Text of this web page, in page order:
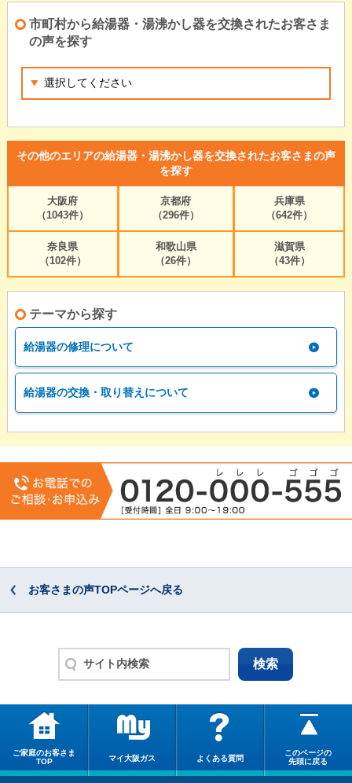
市町村から給湯器・湯沸かし器を交換されたお客さま
の声を探す
その他のエリアの給湯器・湯沸かし器を交換されたお客さまの声
を探す
大阪府
（1043件）
京都府
（296件）
兵庫県
（642件）
奈良県
（102件）
和歌山県
（26件）
滋賀県
（43件）
テーマから探す
給湯器の修理について
給湯器の交換・取り替えについて
お客さまの声TOPページへ戻る
ご家庭のお客さま
TOP
マイ大阪ガス よくある質問
このページの
先頭に戻る